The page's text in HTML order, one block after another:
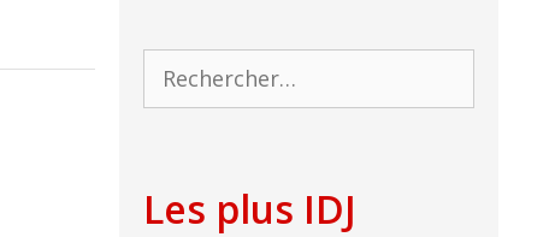
Rechercher :
Les plus IDJ